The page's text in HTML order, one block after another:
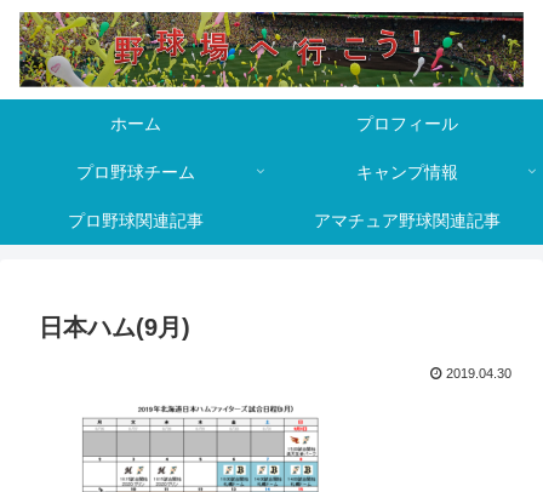
ホーム プロフィール
プロ野球チーム キャンプ情報
プロ野球関連記事 アマチュア野球関連記事
日本ハム(9月)
2019.04.30